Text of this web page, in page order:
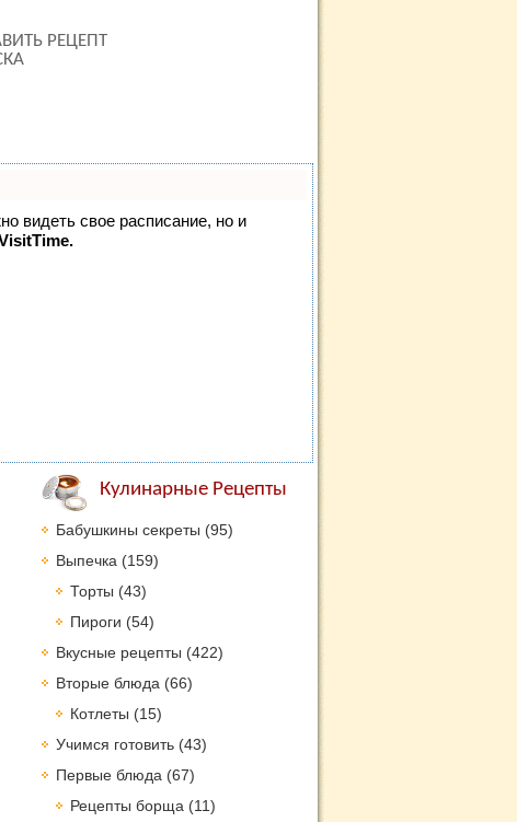
РЕЦЕПТ
видеть свое расписание, но и
Кулинарные Рецепты
Бабушкины секреты (95)
Выпечка (159)
Торты (43)
Пироги (54)
Вкусные рецепты (422)
Вторые блюда (66)
Котлеты (15)
Учимся готовить (43)
Первые блюда (67)
Рецепты борща (11)